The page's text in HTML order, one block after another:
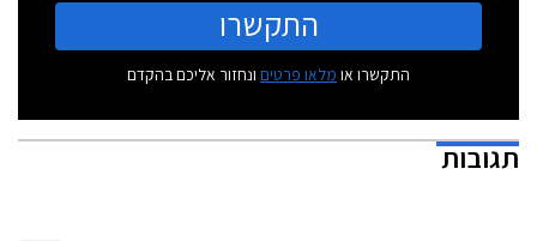
התקשרו
התקשרו או מלאו פרטים ונחזור אליכם בהקדם
תגובות